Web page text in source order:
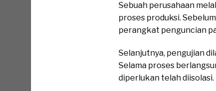
Sebuah perusahaan
proses produksi.
perangkat penguncian
Selanjutnya, pengujian
Selama proses
diperlukan telah